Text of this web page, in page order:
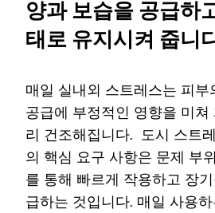
양과 보습을 공급하
태로 유지시켜 줍니
매일 실내외 스트레스는 피부
공급에 부정적인 영향을 미
리 건조해집니다. 도시 스트
의 핵심 요구 사항은 문제 부
를 통해 빠르게 작용하고 장
급하는 것입니다. 매일 사용